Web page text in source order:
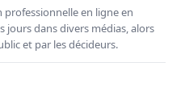
en ligne en
dans divers médias, alors
et par les décideurs.